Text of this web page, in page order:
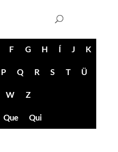
F G H Í J K
P Q R S T Ü
W Z
Que Qui